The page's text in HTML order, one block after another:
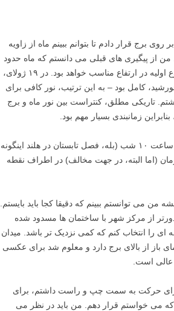
برج قرار دادم تا بتوانم ببینم ماه از زاویه
از پیگیری های قبلی می دانستم که ماه حدود
۱ تا ۱٫۵ ساعت بعد از طلوع اولیه در ارتفاع مناسب خواهد بود. در ۱۹ ژولای،
کامل بود – به این ترتیب، نور کافی برای
تاریکی مطلق، کنتراست بین نور ماه و برج
زمانبندی بسیار مهم بود.
با غروب خورشید در حدود ساعت ۱۰ شب (بله، فصل تابستان در هلند اینگونه
(اما البته، در جهت مخالف) در اطراف نقطه
من می توانستم ببینم که دقیقا کجا باید بایستم.
از مرکز شهر با ساختمان ها مسدود شده
ای را انتخاب کنم که کمی نزدیک تر باشد. میدان
باز از بالای برج دارد و معلوم شد برای عکسی
است.
حرکت به سمت چپ و راست داشتم، برای
که می خواستم قرار دهم. من باید در نظر می